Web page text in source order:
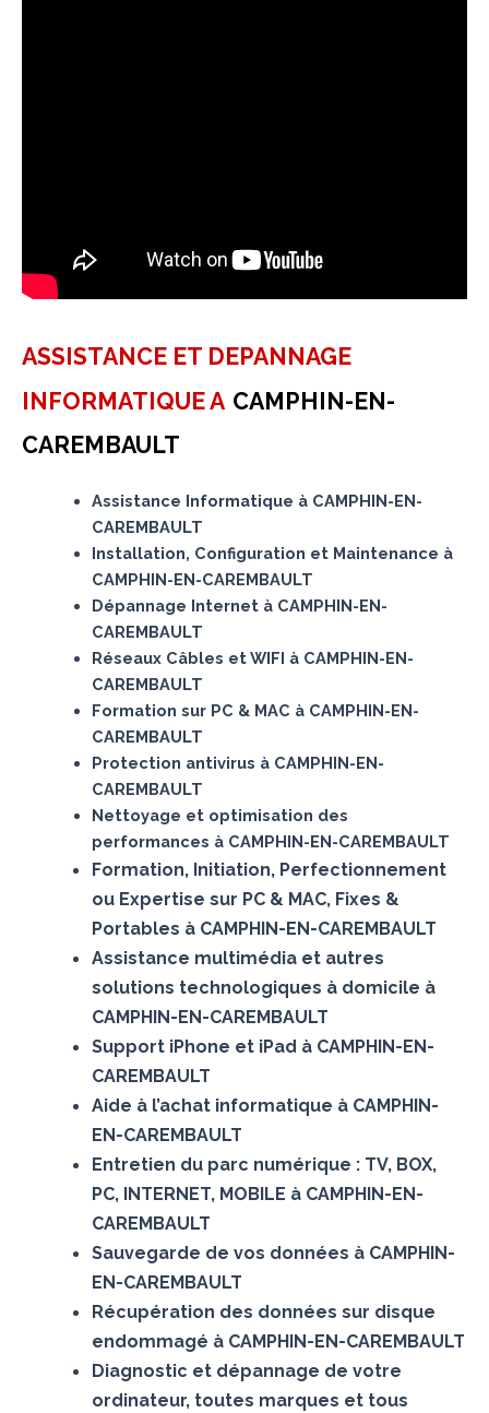
ASSISTANCE ET DEPANNAGE
INFORMATIQUE A CAMPHIN-EN-
CAREMBAULT
Assistance Informatique à CAMPHIN-EN-
CAREMBAULT
Installation, Configuration et Maintenance à
CAMPHIN-EN-CAREMBAULT
Dépannage Internet à CAMPHIN-EN-
CAREMBAULT
Réseaux Câbles et WIFI à CAMPHIN-EN-
CAREMBAULT
Formation sur PC & MAC à CAMPHIN-EN-
CAREMBAULT
Protection antivirus à CAMPHIN-EN-
CAREMBAULT
Nettoyage et optimisation des
performances à CAMPHIN-EN-CAREMBAULT
Formation, Initiation, Perfectionnement
ou Expertise sur PC & MAC, Fixes &
Portables à CAMPHIN-EN-CAREMBAULT
Assistance multimédia et autres
solutions technologiques à domicile à
CAMPHIN-EN-CAREMBAULT
Support iPhone et iPad à CAMPHIN-EN-
CAREMBAULT
Aide à l’achat informatique à CAMPHIN-
EN-CAREMBAULT
Entretien du parc numérique : TV, BOX,
PC, INTERNET, MOBILE à CAMPHIN-EN-
CAREMBAULT
Sauvegarde de vos données à CAMPHIN-
EN-CAREMBAULT
Récupération des données sur disque
endommagé à CAMPHIN-EN-CAREMBAULT
Diagnostic et dépannage de votre
ordinateur, toutes marques et tous